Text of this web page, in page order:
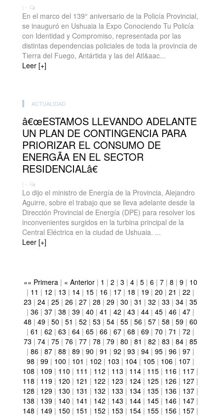
| -
En el marco del 139° aniversario de la Policía Provincial,
se inauguró en Ushuaia la Expo Conociendo Tu Policía
con Identidad y Compromiso, representada por las
distintas dependencias policiales de toda la provincia de
Tierra del Fuego, Antártida y las del Atl&aac...
Leer [+]
ACTUALIDAD
â€œESTAMOS LLEVANDO ADELANTE
UN PLAN DE CONTINGENCIA PARA
PRIORIZAR EL CONSUMO DE
ENERGÃA EN EL SECTOR
RESIDENCIALâ€
| -
Lo dijo el ministro de Energía de la Provincia, Alejandro
Aguirre, sobre el trabajo que se lleva adelante desde la
Dirección Provincial de Energía (DPE) para resolver los
inconvenientes surgidos en la turbina principal de la
Central Eléctrica en la ciudad de Ushuaia. ...
Leer [+]
«« Primera | « Anterior | 1 | 2 | 3 | 4 | 5 | 6 | 7 | 8 | 9 | 10
| 11 | 12 | 13 | 14 | 15 | 16 | 17 | 18 | 19 | 20 | 21 | 22 |
23 | 24 | 25 | 26 | 27 | 28 | 29 | 30 | 31 | 32 | 33 | 34 | 35
| 36 | 37 | 38 | 39 | 40 | 41 | 42 | 43 | 44 | 45 | 46 | 47 |
48 | 49 | 50 | 51 | 52 | 53 | 54 | 55 | 56 | 57 | 58 | 59 | 60
| 61 | 62 | 63 | 64 | 65 | 66 | 67 | 68 | 69 | 70 | 71 | 72 |
73 | 74 | 75 | 76 | 77 | 78 | 79 | 80 | 81 | 82 | 83 | 84 | 85
| 86 | 87 | 88 | 89 | 90 | 91 | 92 | 93 | 94 | 95 | 96 | 97 |
98 | 99 | 100 | 101 | 102 | 103 | 104 | 105 | 106 | 107 |
108 | 109 | 110 | 111 | 112 | 113 | 114 | 115 | 116 | 117 |
118 | 119 | 120 | 121 | 122 | 123 | 124 | 125 | 126 | 127 |
128 | 129 | 130 | 131 | 132 | 133 | 134 | 135 | 136 | 137 |
138 | 139 | 140 | 141 | 142 | 143 | 144 | 145 | 146 | 147 |
148 | 149 | 150 | 151 | 152 | 153 | 154 | 155 | 156 | 157 |